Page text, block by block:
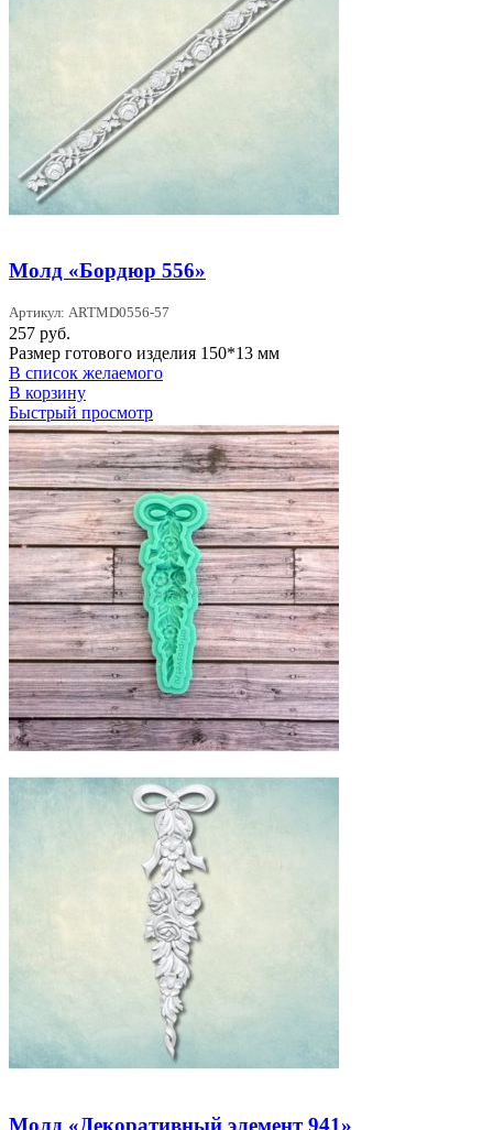
Молд «Бордюр 556»
Артикул: ARTMD0556-57
257 руб.
Размер готового изделия 150*13 мм
В список желаемого
В корзину
Быстрый просмотр
Молд «Декоративный элемент 941»